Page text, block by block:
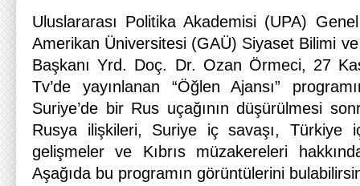
Uluslararası Politika Akademisi (UPA)
Amerikan Üniversitesi (GAÜ) Siyaset Bilimi
Başkanı Yrd. Doç. Dr. Ozan Örmeci, 27
Tv’de yayınlanan “Öğlen Ajansı”
Suriye’de bir Rus uçağının düşürülmesi
Rusya ilişkileri, Suriye iç savaşı, Türkiye
gelişmeler ve Kıbrıs müzakereleri
Aşağıda bu programın görüntülerini